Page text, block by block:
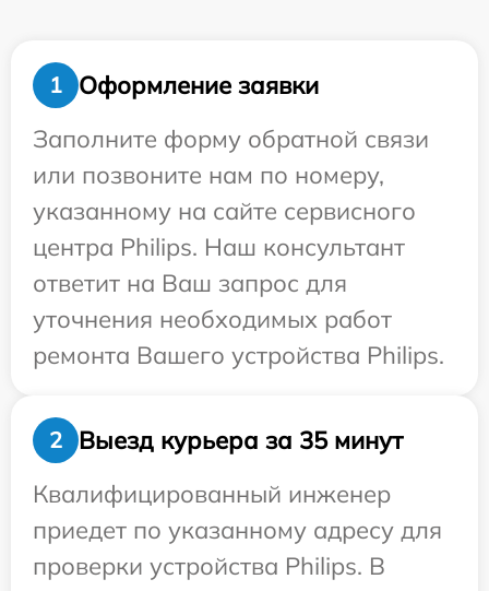
1
Оформление заявки
Заполните форму обратной связи
или позвоните нам по номеру,
указанному на сайте сервисного
центра Philips. Наш консультант
ответит на Ваш запрос для
уточнения необходимых работ
ремонта Вашего устройства Philips.
2
Выезд курьера за 35 минут
Квалифицированный инженер
приедет по указанному адресу для
проверки устройства Philips. В